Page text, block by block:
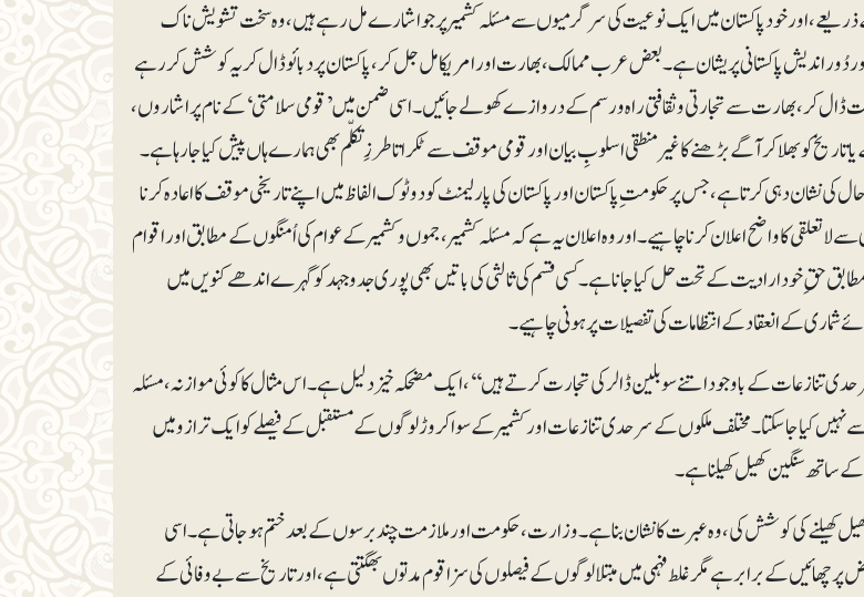
، اور خود پاکستان میں ایک نوعیت کی سرگرمیوں سے مسئلہ کشمیر پر جو اشارے مل رہے ہیں، وہ سخت تشویش ناک
دُور اندیش پاکستانی پریشان ہے۔ بعض عرب ممالک، بھارت اور امریکا مل جل کر، پاکستان پر دبائو ڈال کر یہ کوشش کر رہے
ڈال کر، بھارت سے تجارتی و ثقافتی راہ و رسم کے دروازے کھولے جائیں۔ اسی ضمن میں ’قومی سلامتی‘ کے نام پر اشاروں،
تاریخ کو بھلا کر آگے بڑھنے کا غیرمنطقی اسلوبِ بیان اور قومی موقف سے ٹکراتا طرزِتکلّم بھی ہمارے ہاں پیش کیا جارہا ہے۔
دہی کرتا ہے، جس پر حکومت ِ پاکستان اور پاکستان کی پارلیمنٹ کو دوٹوک الفاظ میں اپنے تاریخی موقف کا اعادہ کرنا
لاتعلقی کا واضح اعلان کرنا چاہیے۔ اور وہ اعلان یہ ہے کہ مسئلہ کشمیر ، جموں و کشمیر کے عوام کی اُمنگوں کے مطابق اور اقوام
حقِ خود ارادیت کے تحت حل کیا جاناہے۔ کسی قسم کی ثالثی کی باتیں بھی پوری جدوجہد کو گہرے اندھے کنویں میں
کے انعقاد کے انتظامات کی تفصیلات پر ہونی چاہیے۔
تنازعات کے باوجود اتنے سو بلین ڈالر کی تجارت کرتے ہیں‘‘، ایک مضحکہ خیز دلیل ہے۔ اس مثال کا کوئی موازنہ، مسئلہ
کیا جاسکتا۔ مختلف ملکوں کے سرحدی تنازعات اور کشمیر کے سوا کروڑ لوگوں کے مستقبل کے فیصلے کو ایک ترازو میں
ساتھ سنگین کھیل کھیلنا ہے۔
کھیلنے کی کوشش کی، وہ عبرت کا نشان بنا ہے۔ وزارت، حکومت اور ملازمت چند برسوں کے بعد ختم ہوجاتی ہے۔ اسی
کے برابر ہے مگر غلط فہمی میں مبتلا لوگوں کے فیصلوں کی سزا قوم مدتوں بھگتتی ہے، اور تاریخ سے بے وفائی کے